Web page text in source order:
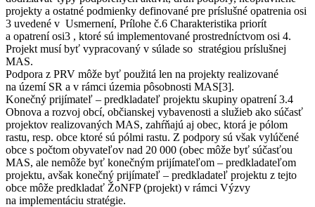
projekty a ostatné podmienky definované pre príslušné opatrenia osi
3 uvedené v Usmernení, Prílohe č.6 Charakteristika priorít
a opatrení osi3 , ktoré sú implementované prostredníctvom osi 4.
Projekt musí byť vypracovaný v súlade so stratégiou príslušnej
MAS.
Podpora z PRV môže byť použitá len na projekty realizované
na území SR a v rámci územia pôsobnosti MAS[3].
Konečný prijímateľ – predkladateľ projektu skupiny opatrení 3.4
Obnova a rozvoj obcí, občianskej vybavenosti a služieb ako súčasť
projektov realizovaných MAS, zahŕňajú aj obec, ktorá je pólom
rastu, resp. obce ktoré sú pólmi rastu. Z podpory sú však vylúčené
obce s počtom obyvateľov nad 20 000 (obec môže byť súčasťou
MAS, ale nemôže byť konečným prijímateľom – predkladateľom
projektu, avšak konečný prijímateľ – predkladateľ projektu z tejto
obce môže predkladať ŽoNFP (projekt) v rámci Výzvy
na implementáciu stratégie.